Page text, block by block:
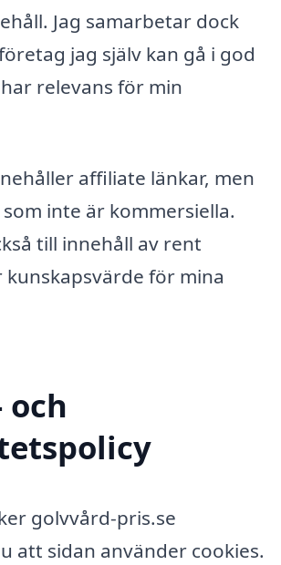
Jag samarbetar dock
jag själv kan gå i god
relevans för min
affiliate länkar, men
inte är kommersiella.
till innehåll av rent
kunskapsvärde för mina
och
golvvård-pris.se
att sidan använder cookies.